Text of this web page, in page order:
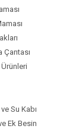
Çantası
Su Kabı
Ek Besin